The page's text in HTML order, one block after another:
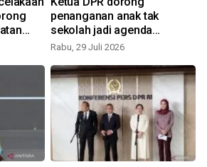
penanganan anak tak
sekolah jadi agenda
nasional
Rabu, 29 Juli 2026